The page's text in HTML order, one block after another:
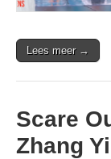
Lees meer →
Scare
Zhang